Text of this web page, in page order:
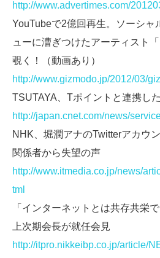
http://www.advertimes.com/
YouTubeで2億回再生。ソーシャ
ューに漕ぎつけたアーティスト
覗く！（動画あり）
http://www.gizmodo.jp/2012/03/
TSUTAYA、Tポイントと連携し
http://japan.cnet.com/news/
NHK、堀潤アナのTwitterアカウ
関係者から失望の声
http://www.itmedia.co.jp/news/
tml
「インターネットとは共存共栄
上次期会長が就任会見
http://itpro.nikkeibp.co.jp/article/